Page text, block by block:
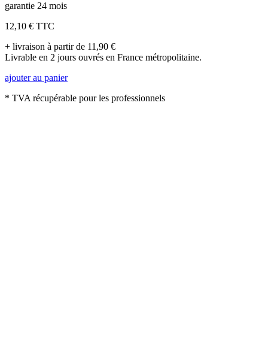
garantie 24 mois
12,10 € TTC
+ livraison à partir de 11,90 €
Livrable en 2 jours ouvrés en France métropolitaine.
ajouter au panier
* TVA récupérable pour les professionnels